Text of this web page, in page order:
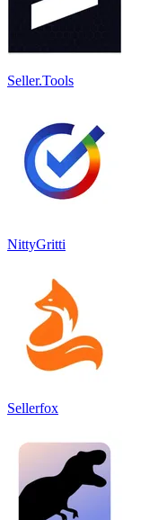
Seller.Tools
NittyGritti
Sellerfox